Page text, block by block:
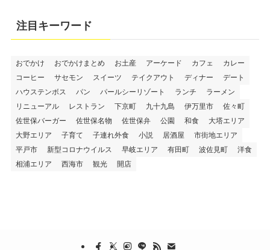
注目キーワード
おでかけ おでかけまとめ お土産 アーケード カフェ
カレー
コーヒー
サセモン スイーツ テイクアウト ディナー
デート
ハウステンボス
パン パールシーリゾート ランチ
ラーメン
リニューアル
レストラン 下京町 九十九島 伊万里市
佐々町
佐世保バーガー
佐世保名物 佐世保弁 公園 和食
大塔エリア
大野エリア
子育て 子連れ外食 小説 居酒屋
市街地エリア
平戸市
新型コロナウイルス 早岐エリア 有田町 波佐見町
洋食
相浦エリア
西海市 観光 開店